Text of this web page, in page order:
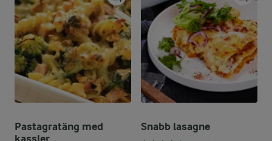
Pastagratäng med
Snabb lasagne